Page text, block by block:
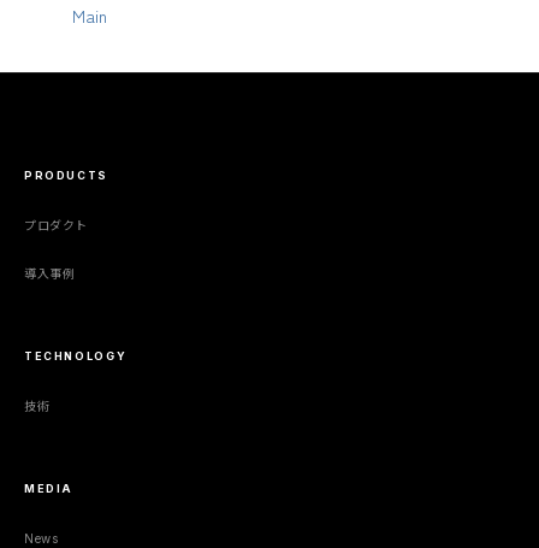
Main
PRODUCTS
プロダクト
導入事例
TECHNOLOGY
技術
MEDIA
News